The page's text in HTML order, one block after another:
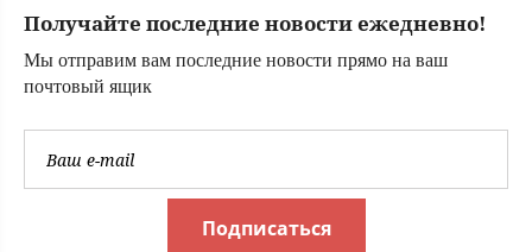
Получайте последние новости ежедневно!
Мы отправим вам последние новости прямо на ваш
почтовый ящик
Подписаться